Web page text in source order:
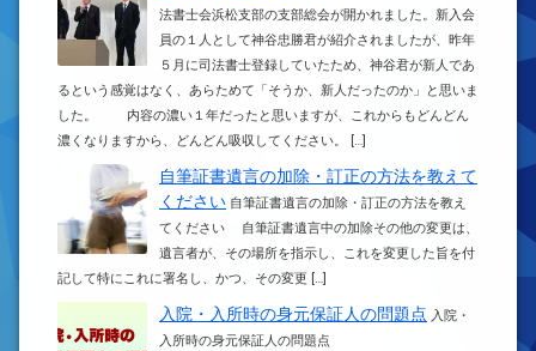
法書士会浜松支部の支部総会が開かれました。新入会
員の１人として神谷忠勝君が紹介されましたが、昨年
５月に司法書士登録していたため、神谷君が新人であ
るという感覚はなく、あらためて「そうか、新人だったのか」と思いま
した。 内容の濃い１年だったと思いますが、これからもどんどん
濃くなりますから、どんどん吸収してください。 […]
自筆証書遺言の加除・訂正の方法を教えて
ください 自筆証書遺言の加除・訂正の方法を教え
てください 自筆証書遺言中の加除その他の変更は、
遺言者が、その場所を指示し、これを変更した旨を付
記して特にこれに署名し、かつ、その変更 […]
入院・入所時の身元保証人の問題点 入院・
入所時の身元保証人の問題点